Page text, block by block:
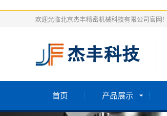
欢迎光临北京杰丰精密机械科技有限公司官网！
首页 产品展示